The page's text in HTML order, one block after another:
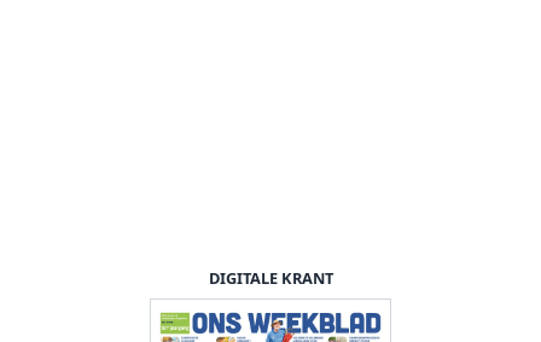
DIGITALE KRANT